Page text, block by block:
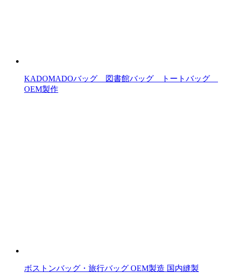
KADOMADOバッグ 図書館バッグ トートバッグ
OEM製作
ボストンバッグ・旅行バッグ OEM製造 国内縫製